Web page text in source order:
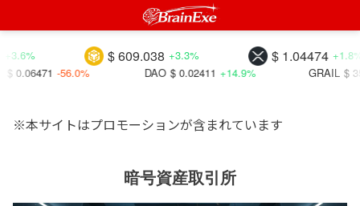
$ 1.04474 +1.8%
$ 609.038 +3.3%
GRAIL
$ 35.4577
DAO $ 0.02411 +14.9%
※本サイトはプロモーションが含まれています
暗号資産取引所